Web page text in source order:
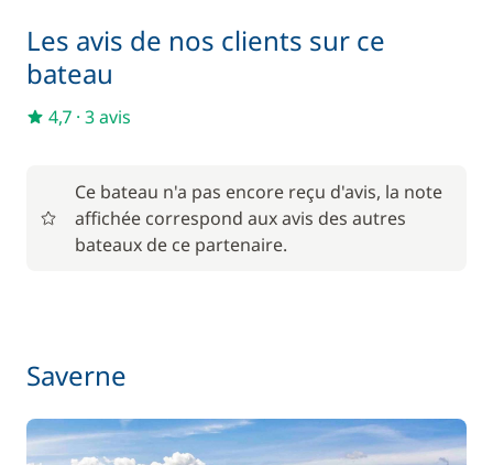
Matelas de pont
Pack Confort
Parking Voitures 6,00 €
/ nuit
Wifi
Les avis de nos clients sur ce
bateau
4,7 · 3 avis
Ce bateau n'a pas encore reçu d'avis, la note
affichée correspond aux avis des autres
bateaux de ce partenaire.
Saverne